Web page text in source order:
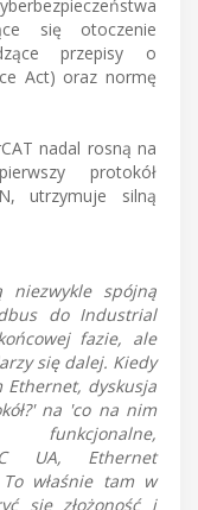
się otoczenie
przepisy o
Act) oraz normę
nadal rosną na
protokół
utrzymuje silną
spójną
do Industrial
fazie, ale
się dalej. Kiedy
dyskusja
na 'co na nim
UA, Ethernet
właśnie tam w
się złożoność i